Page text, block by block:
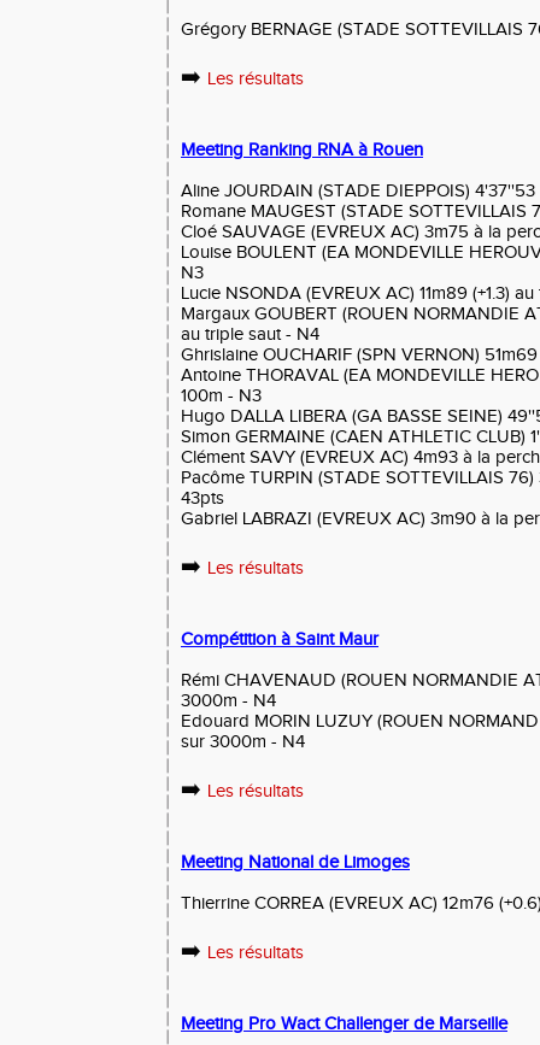
Grégory BERNAGE (STADE SOTTEVILLAIS
➡️ Les résultats
Meeting Ranking RNA à Rouen
Aline JOURDAIN (STADE DIEPPOIS)
Romane MAUGEST (STADE
Cloé SAUVAGE (EVREUX AC) 3m75 à la
Louise BOULENT (EA MONDEVILLE
N3
Lucie NSONDA (EVREUX AC) 11m89 (+1.3)
Margaux GOUBERT (ROUEN NORMANDIE
au triple saut - N4
Ghrislaine OUCHARIF (SPN VERNON)
Antoine THORAVAL (EA MONDEVILLE
100m - N3
Hugo DALLA LIBERA (GA BASSE SEINE)
Simon GERMAINE (CAEN ATHLETIC CLUB)
Clément SAVY (EVREUX AC) 4m93 à la
Pacôme TURPIN (STADE SOTTEVILLAIS
43pts
Gabriel LABRAZI (EVREUX AC) 3m90 à la
➡️ Les résultats
Compétition à Saint Maur
Rémi CHAVENAUD (ROUEN NORMANDIE
3000m - N4
Edouard MORIN LUZUY (ROUEN
sur 3000m - N4
➡️ Les résultats
Meeting National de Limoges
Thierrine CORREA (EVREUX AC) 12m76
➡️ Les résultats
Meeting Pro Wact Challenger de Marseille